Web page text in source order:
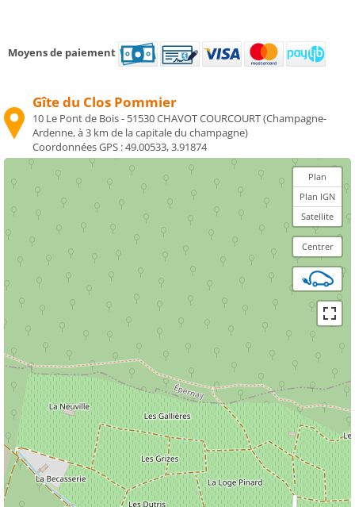
Moyens de paiement
Gîte du Clos Pommier
10 Le Pont de Bois - 51530 CHAVOT COURCOURT (Champagne-
Ardenne, à 3 km de la capitale du champagne)
Coordonnées GPS :49.00533, 3.91874
Plan
Plan IGN
Satellite
Centrer